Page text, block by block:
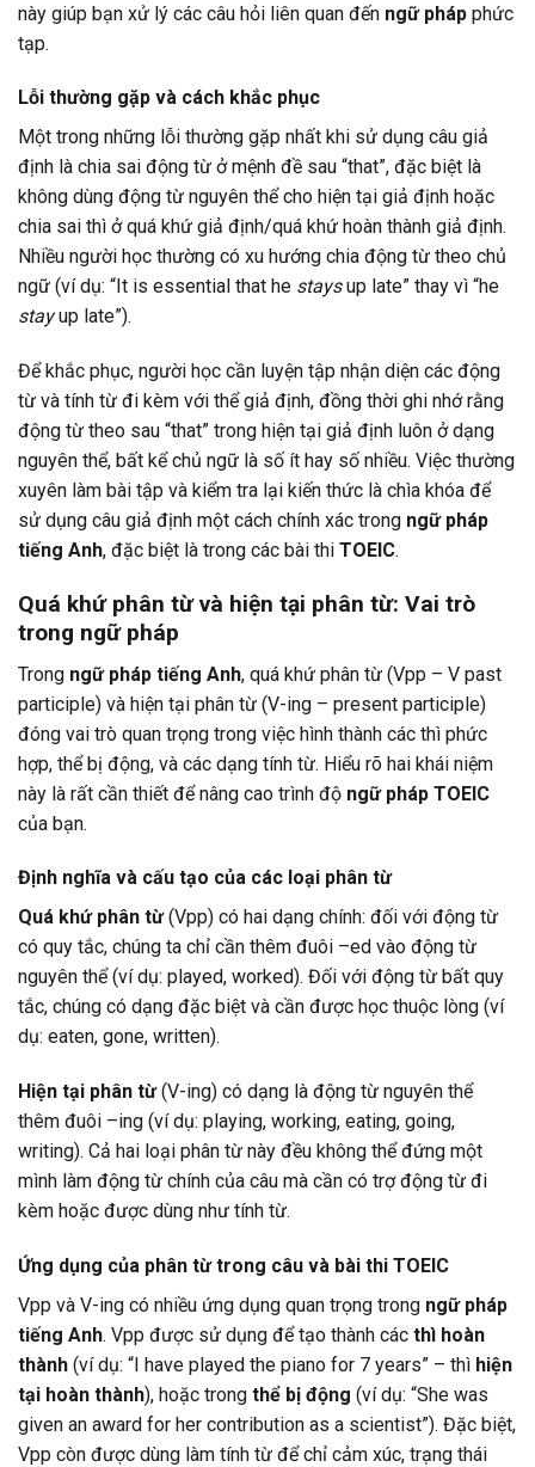
này giúp bạn xử lý các câu hỏi liên quan đến ngữ pháp phức
tạp.
Lỗi thường gặp và cách khắc phục
Một trong những lỗi thường gặp nhất khi sử dụng câu giả
định là chia sai động từ ở mệnh đề sau “that”, đặc biệt là
không dùng động từ nguyên thể cho hiện tại giả định hoặc
chia sai thì ở quá khứ giả định/quá khứ hoàn thành giả định.
Nhiều người học thường có xu hướng chia động từ theo chủ
ngữ (ví dụ: “It is essential that he staysup late” thay vì “he
stayup late”).
Để khắc phục, người học cần luyện tập nhận diện các động
từ và tính từ đi kèm với thể giả định, đồng thời ghi nhớ rằng
động từ theo sau “that” trong hiện tại giả định luôn ở dạng
nguyên thể, bất kể chủ ngữ là số ít hay số nhiều. Việc thường
xuyên làm bài tập và kiểm tra lại kiến thức là chìa khóa để
sử dụng câu giả định một cách chính xác trong ngữ pháp
tiếng Anh, đặc biệt là trong các bài thi TOEIC.
Quá khứ phân từ và hiện tại phân từ: Vai trò
trong ngữ pháp
Trong ngữ pháp tiếng Anh, quá khứ phân từ (Vpp – V past
participle) và hiện tại phân từ (V-ing – present participle)
đóng vai trò quan trọng trong việc hình thành các thì phức
hợp, thể bị động, và các dạng tính từ. Hiểu rõ hai khái niệm
này là rất cần thiết để nâng cao trình độ ngữ pháp TOEIC
của bạn.
Định nghĩa và cấu tạo của các loại phân từ
Quá khứ phân từ(Vpp) có hai dạng chính: đối với động từ
có quy tắc, chúng ta chỉ cần thêm đuôi –ed vào động từ
nguyên thể (ví dụ: played, worked). Đối với động từ bất quy
tắc, chúng có dạng đặc biệt và cần được học thuộc lòng (ví
dụ: eaten, gone, written).
Hiện tại phân từ(V-ing) có dạng là động từ nguyên thể
thêm đuôi –ing (ví dụ: playing, working, eating, going,
writing). Cả hai loại phân từ này đều không thể đứng một
mình làm động từ chính của câu mà cần có trợ động từ đi
kèm hoặc được dùng như tính từ.
Ứng dụng của phân từ trong câu và bài thi TOEIC
Vpp và V-ing có nhiều ứng dụng quan trọng trong ngữ pháp
tiếng Anh. Vpp được sử dụng để tạo thành các thì hoàn
thành (ví dụ: “I have played the piano for 7 years” – thì hiện
tại hoàn thành), hoặc trong thể bị động (ví dụ: “She was
given an award for her contribution as a scientist”). Đặc biệt,
Vpp còn được dùng làm tính từ để chỉ cảm xúc, trạng thái